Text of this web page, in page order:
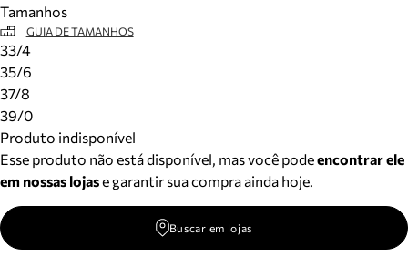
Meus pedidos
Acompanhe seus pedidos e solicite devoluções.
Tamanhos
GUIA DE TAMANHOS
33/4
35/6
37/8
39/0
Produto indisponível
Esse produto não está disponível, mas você podeencontrar ele
em nossas lojase garantir sua compra ainda hoje.
Buscar em lojas